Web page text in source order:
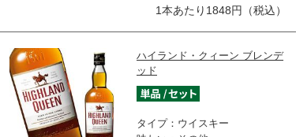
1本あたり1848円（税込）
ハイランド・クィーン ブレンデ
ッド
タイプ：ウイスキー